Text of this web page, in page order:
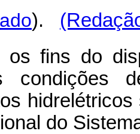
).
fins do
condições
do